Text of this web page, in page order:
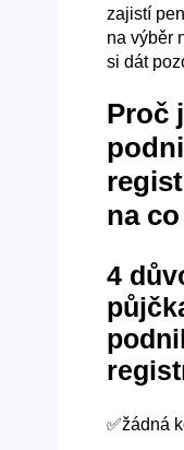
zajistí
na výběr
si dát
Proč
na
4
✅žádná